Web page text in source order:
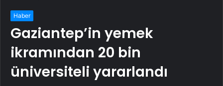
Haber
Gaziantep’in yemek
ikramından 20 bin
üniversiteli yararlandı